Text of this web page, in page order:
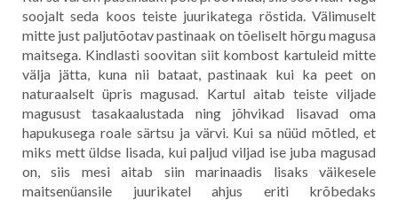
soojalt seda koos teiste juurikatega röstida. Välimuselt
mitte just paljutõotav pastinaak on tõeliselt hõrgu magusa
maitsega. Kindlasti soovitan siit kombost kartuleid mitte
välja jätta, kuna nii bataat, pastinaak kui ka peet on
naturaalselt üpris magusad. Kartul aitab teiste viljade
magusust tasakaalustada ning jõhvikad lisavad oma
hapukusega roale särtsu ja värvi. Kui sa nüüd mõtled, et
miks mett üldse lisada, kui paljud viljad ise juba magusad
on, siis mesi aitab siin marinaadis lisaks väikesele
maitsenüansile juurikatel ahjus eriti krõbedaks